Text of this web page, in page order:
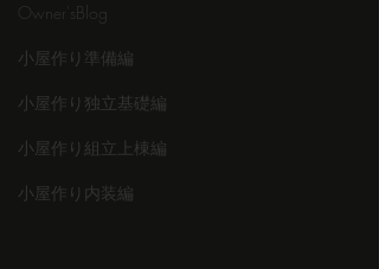
Owner'sBlog
小屋作り準備編
小屋作り独立基礎編
小屋作り組立上棟編
小屋作り内装編